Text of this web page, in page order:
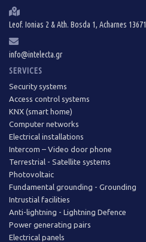
Leof. Ionias 2 & Ath. Bosda 1, Acharnes 13671
info@intelecta.gr
SERVICES
Security systems
Access control systems
KNX (smart home)
Computer networks
Electrical installations
Intercom – Video door phone
Terrestrial - Satellite systems
Photovoltaic
Fundamental grounding - Grounding
Intrustial facilities
Anti-lightning - Lightning Defence
Power generating pairs
Electrical panels